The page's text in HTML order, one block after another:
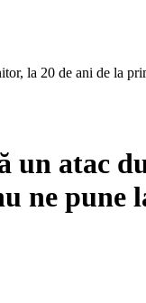
la 20 de ani de la
un atac
ne pune